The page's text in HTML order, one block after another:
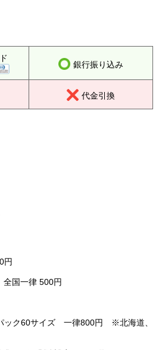
銀行振り込み
代金引換
円
国一律 500円
ック60サイズ 一律800円 ※北海道、